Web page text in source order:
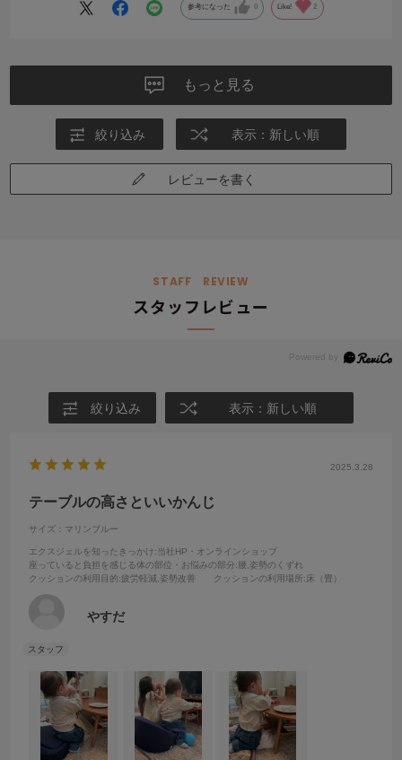
参考になった 0 Like! 2
もっと見る
絞り込み 表示：新しい順
レビューを書く
STAFF REVIEW
スタッフレビュー
絞り込み 表示：新しい順
2025.3.28
テーブルの高さといいかんじ
サイズ：マリンブルー
エクスジェルを知ったきっかけ :当社HP・オンラインショップ
座っていると負担を感じる体の部位・お悩みの部分:腰,姿勢のくずれ
クッションの利用目的:疲労軽減,姿勢改善 クッションの利用場所:床（畳）
やすだ